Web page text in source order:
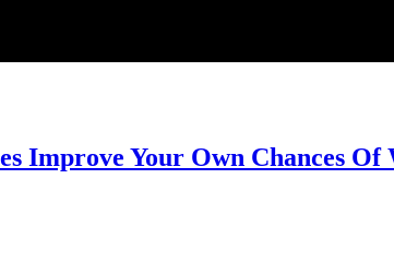
Improve Your Own Chances Of